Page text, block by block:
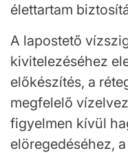
élettartam
A lapostető
kivitelezéséhez
előkészítés, a
megfelelő
figyelmen kívül
elöregedéséhez,